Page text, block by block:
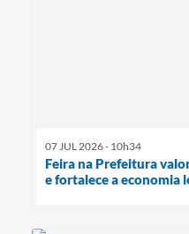
07 JUL 2026 - 10h34
Feira na Prefeitura
e fortalece a economia